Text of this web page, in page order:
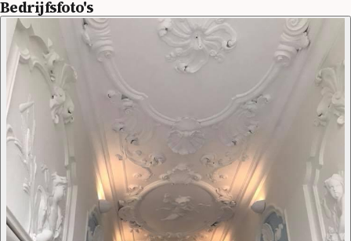
Bedrijfsfoto's